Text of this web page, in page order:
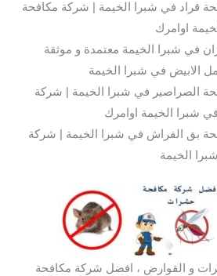
قراد في شبرا الخيمة | شركة مكافحة
اوامرك
في شبرا الخيمة معتمدة و موثقة
الابيض في شبرا الخيمة
الصراصير في شبرا الخيمة | شركة
شبرا الخيمة اوامرك
بق الفراش في شبرا الخيمة | شركة
الخيمة
و القوارض ، افضل شركة مكافحة